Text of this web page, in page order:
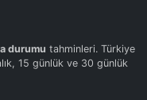
durumu tahminleri. Türkiye
15 günlük ve 30 günlük